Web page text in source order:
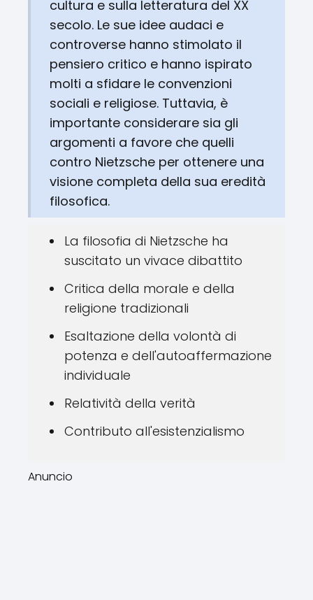
cultura e sulla letteratura del XX
secolo. Le sue idee audaci e
controverse hanno stimolato il
pensiero critico e hanno ispirato
molti a sfidare le convenzioni
sociali e religiose. Tuttavia, è
importante considerare sia gli
argomenti a favore che quelli
contro Nietzsche per ottenere una
visione completa della sua eredità
filosofica.
La filosofia di Nietzsche ha
suscitato un vivace dibattito
Critica della morale e della
religione tradizionali
Esaltazione della volontà di
potenza e dell'autoaffermazione
individuale
Relatività della verità
Contributo all'esistenzialismo
Anuncio